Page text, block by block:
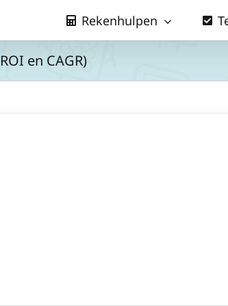
Rekenhulpen
en CAGR)